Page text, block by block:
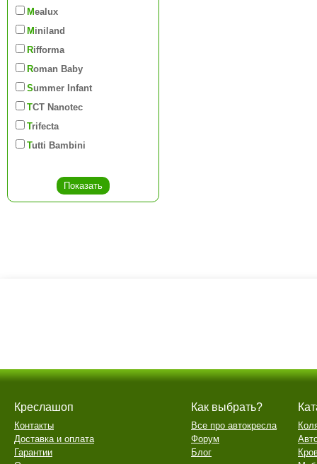
Mealux
Miniland
Rifforma
Roman Baby
Summer Infant
TCT Nanotec
Trifecta
Tutti Bambini
Креслашоп
Контакты
Доставка и оплата
Гарантии
Как выбрать?
Все про автокресла
Форум
Блог